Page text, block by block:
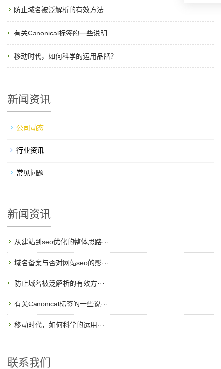
防止域名被泛解析的有效方法
有关Canonical标签的一些说明
移动时代，如何科学的运用品牌？
新闻资讯
公司动态
行业资讯
常见问题
新闻资讯
从建站到seo优化的整体思路···
域名备案与否对网站seo的影···
防止域名被泛解析的有效方···
有关Canonical标签的一些说···
移动时代，如何科学的运用···
联系我们